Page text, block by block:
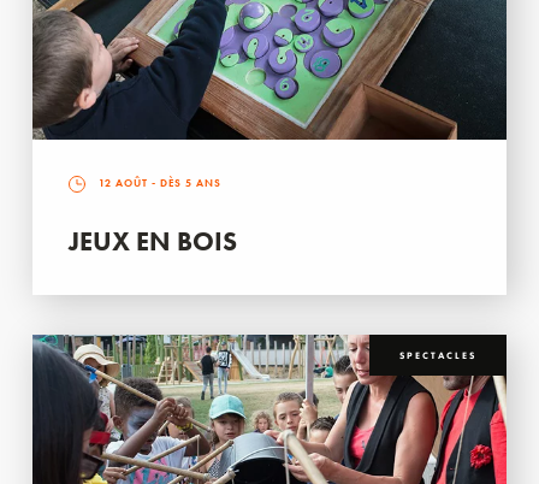
12 AOÛT - DÈS 5 ANS
JEUX EN BOIS
SPECTACLES